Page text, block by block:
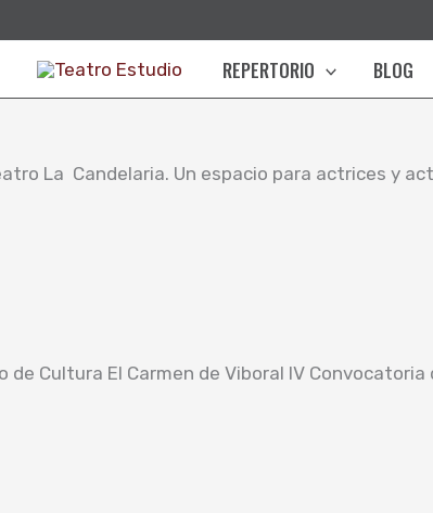
REPERTORIO BLOG
La Candelaria. Un espacio para actrices y
Cultura El Carmen de Viboral IV